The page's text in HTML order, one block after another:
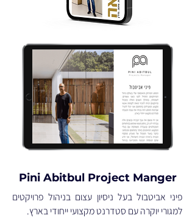
Pini Abitbul Project Manger
פיני אביטבול בעל ניסיון עצום בניהול פרויקטים
למגורי יוקרה עם סטדרנט מקצועי ייחודי בארץ.